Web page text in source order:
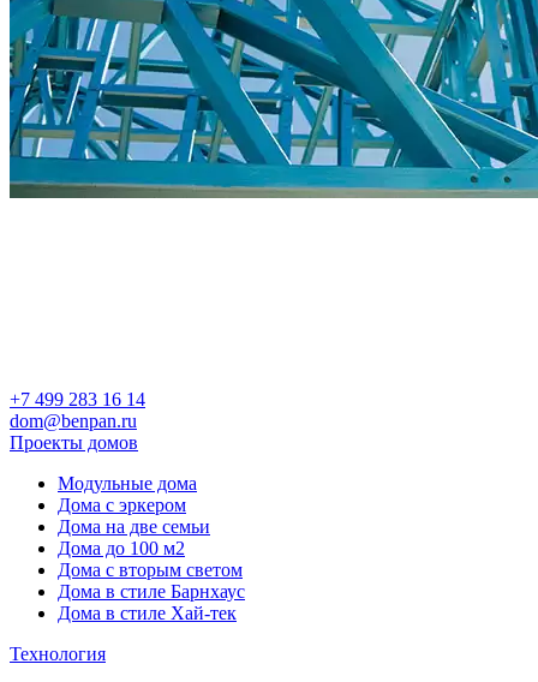
+7 499 283 16 14
dom@benpan.ru
Проекты домов
Модульные дома
Дома с эркером
Дома на две семьи
Дома до 100 м2
Дома с вторым светом
Дома в стиле Барнхаус
Дома в стиле Хай-тек
Технология